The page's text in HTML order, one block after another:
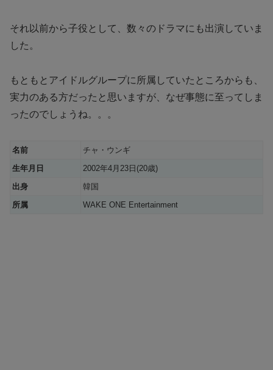
それ以前から子役として、数々のドラマにも出演していま
した。
もともとアイドルグループに所属していたところからも、
実力のある方だったと思いますが、なぜ事態に至ってしま
ったのでしょうね。。。
名前
チャ・ウンギ
生年月日
2002年4月23日(20歳)
出身
韓国
所属
WAKE ONE Entertainment